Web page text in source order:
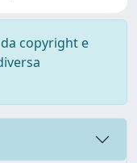
copyright e